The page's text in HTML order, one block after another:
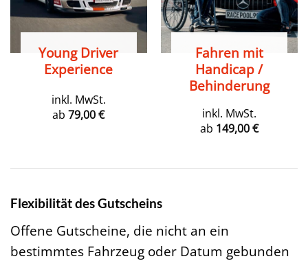
Young Driver
Experience
inkl. MwSt.
ab79,00€
Fahren mit
Handicap /
Behinderung
inkl. MwSt.
ab 149,00€
Flexibilität des Gutscheins
Offene Gutscheine, die nicht an ein
bestimmtes Fahrzeug oder Datum gebunden